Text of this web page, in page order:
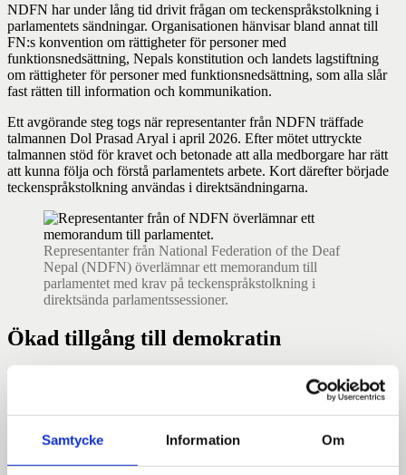
Samtycke Information Om
NDFN har under lång tid drivit frågan om teckenspråkstolkning i
parlamentets sändningar. Organisationen hänvisar bland annat till
FN:s konvention om rättigheter för personer med
funktionsnedsättning, Nepals konstitution och landets lagstiftning
om rättigheter för personer med funktionsnedsättning, som alla slår
fast rätten till information och kommunikation.
Ett avgörande steg togs när representanter från NDFN träffade
talmannen Dol Prasad Aryal i april 2026. Efter mötet uttryckte
talmannen stöd för kravet och betonade att alla medborgare har rätt
att kunna följa och förstå parlamentets arbete. Kort därefter började
teckenspråkstolkning användas i direktsändningarna.
Representanter från National Federation of the Deaf
Nepal (NDFN) överlämnar ett memorandum till
parlamentet med krav på teckenspråkstolkning i
direktsända parlamentssessioner.
Ökad tillgång till demokratin
Genom teckenspråkstolkningen får döva personer nu möjlighet att
följa debatter om regeringens politik, budget, lagförslag och andra